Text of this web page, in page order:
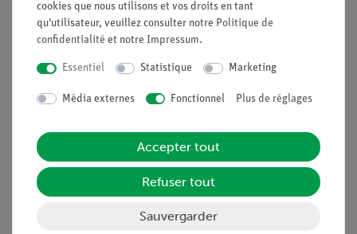
Accessoires
Médias / Téléchargements
Les clients étaient également
intéressés par...
cookies que nous utilisons et vos droits en tant
qu'utilisateur, veuillez consulter notre Politique de
confidentialité et notre Impressum.
Essentiel Statistique Marketing
Média externes Fonctionnel Plus de réglages
Accepter tout
Refuser tout
Sauvergarder